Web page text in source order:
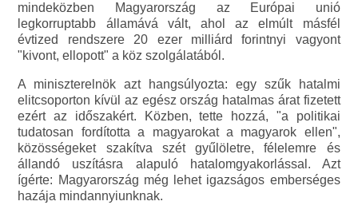
mindeközben Magyarország az Európai unió
legkorruptabb államává vált, ahol az elmúlt másfél
évtized rendszere 20 ezer milliárd forintnyi vagyont
"kivont, ellopott" a köz szolgálatából.
A miniszterelnök azt hangsúlyozta: egy szűk hatalmi
elitcsoporton kívül az egész ország hatalmas árat fizetett
ezért az időszakért. Közben, tette hozzá, "a politikai
tudatosan fordította a magyarokat a magyarok ellen",
közösségeket szakítva szét gyűlöletre, félelemre és
állandó uszításra alapuló hatalomgyakorlással. Azt
ígérte: Magyarország még lehet igazságos emberséges
hazája mindannyiunknak.